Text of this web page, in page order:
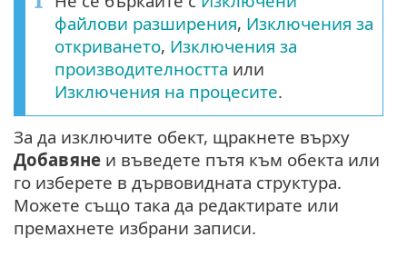
файлови разширения, Изключения за
откриването, Изключения за
производителността или
Изключения на процесите.
За да изключите обект, щракнете върху
Добавяне и въведете пътя към обекта или
го изберете в дървовидната структура.
Можете също така да редактирате или
премахнете избрани записи.